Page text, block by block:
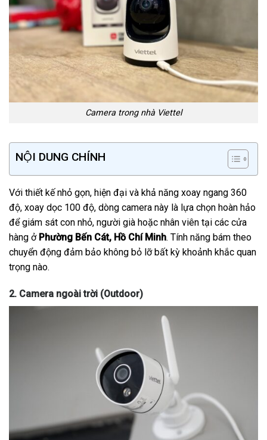
Camera trong nhà Viettel
NỘI DUNG CHÍNH
Với thiết kế nhỏ gọn, hiện đại và khả năng xoay ngang 360
độ, xoay dọc 100 độ, dòng camera này là lựa chọn hoàn hảo
để giám sát con nhỏ, người già hoặc nhân viên tại các cửa
hàng ở Phường Bến Cát, Hồ Chí Minh. Tính năng bám theo
chuyển động đảm bảo không bỏ lỡ bất kỳ khoảnh khắc quan
trọng nào.
2. Camera ngoài trời (Outdoor)